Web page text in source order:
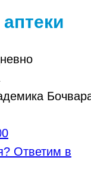
Ответим в